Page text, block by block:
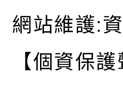
網站維護:
【個資保護